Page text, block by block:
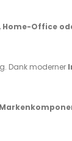
Home-Office
Dank moderner